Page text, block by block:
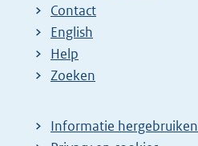
Contact
English
Help
Zoeken
Informatie hergebruiken